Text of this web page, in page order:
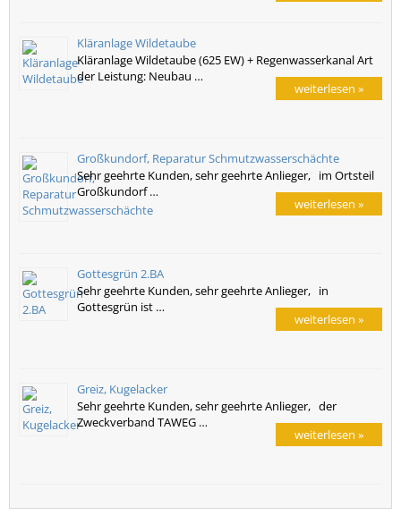
Kläranlage Wildetaube
Kläranlage Wildetaube (625 EW) + Regenwasserkanal Art
der Leistung: Neubau …
weiterlesen »
Großkundorf, Reparatur Schmutzwasserschächte
Sehr geehrte Kunden, sehr geehrte Anlieger, im Ortsteil
Großkundorf …
weiterlesen »
Gottesgrün 2.BA
Sehr geehrte Kunden, sehr geehrte Anlieger, in
Gottesgrün ist …
weiterlesen »
Greiz, Kugelacker
Sehr geehrte Kunden, sehr geehrte Anlieger, der
Zweckverband TAWEG …
weiterlesen »